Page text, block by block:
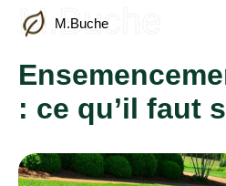
M.Buche
M.Buche
: ce qu’il faut